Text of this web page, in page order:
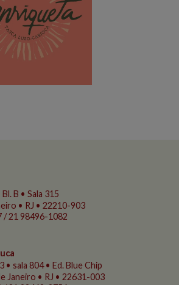
Bl. B • Sala 315
• RJ • 22210-903
/ 21 98496-1082
• sala 804 • Ed. Blue Chip
Janeiro • RJ • 22631-003